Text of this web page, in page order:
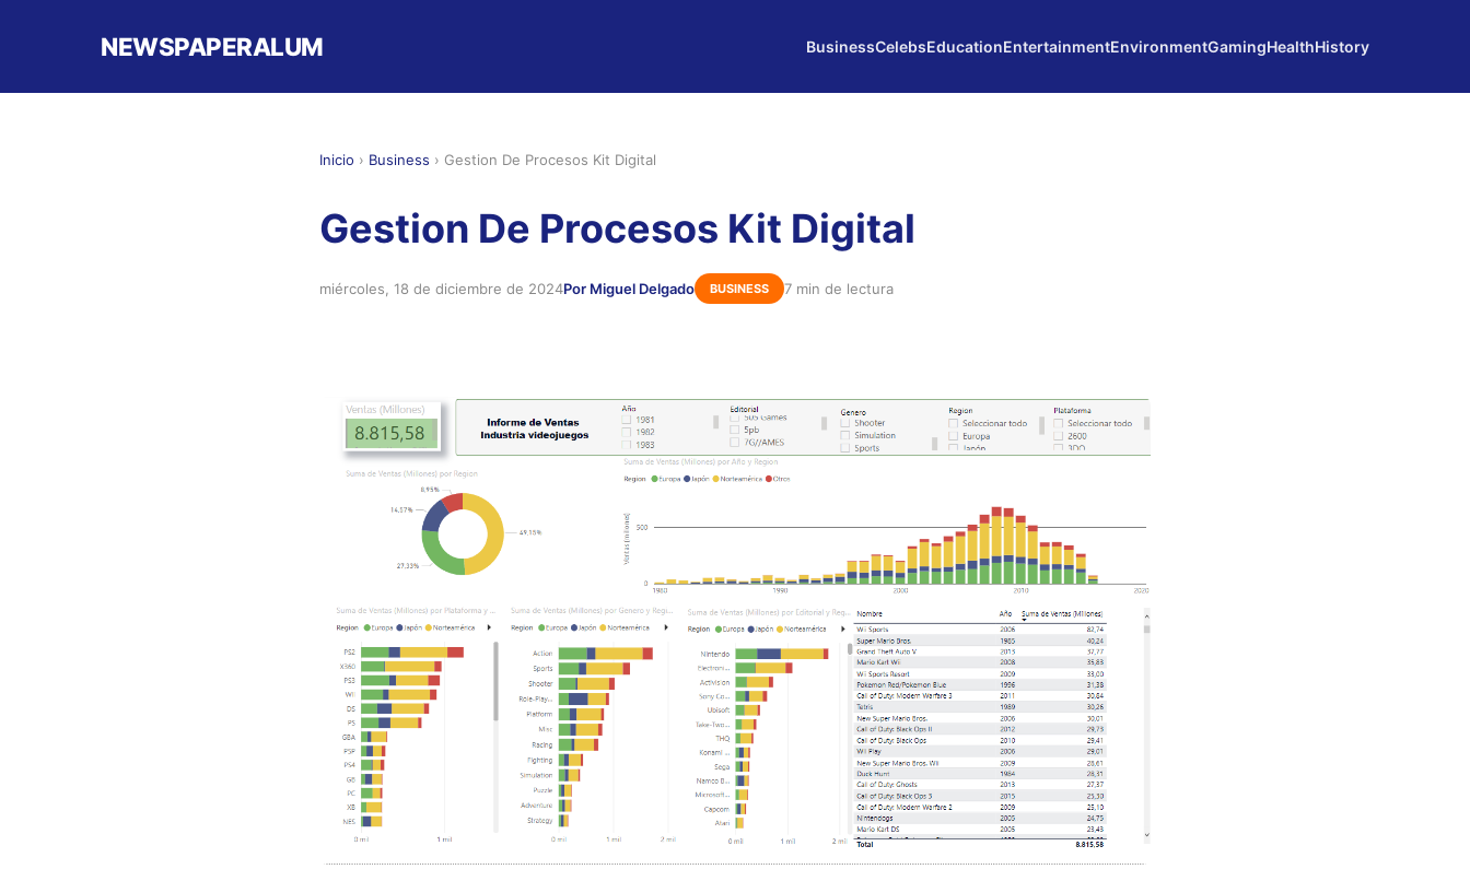
NEWSPAPERALUM BusinessCelebsEducationEntertainmentEnvironmentGamingHealthHistory
Inicio › Business › Gestion De Procesos Kit Digital
Gestion De Procesos Kit Digital
miércoles, 18 de diciembre de 2024Por Miguel Delgado BUSINESS 7 min de lectura